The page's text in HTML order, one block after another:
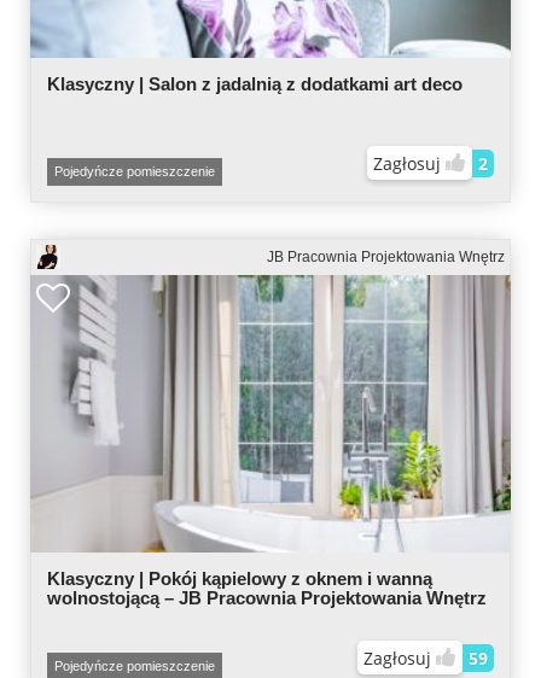
Klasyczny | Salon z jadalnią z dodatkami art deco
Pojedyńcze pomieszczenie Zagłosuj 2
JB Pracownia Projektowania Wnętrz
Klasyczny | Pokój kąpielowy z oknem i wanną
wolnostojącą – JB Pracownia Projektowania Wnętrz
Pojedyńcze pomieszczenie Zagłosuj 59